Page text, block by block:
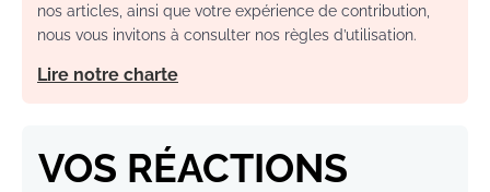
nos articles, ainsi que votre expérience de contribution,
nous vous invitons à consulter nos règles d’utilisation.
Lire notre charte
VOS RÉACTIONS